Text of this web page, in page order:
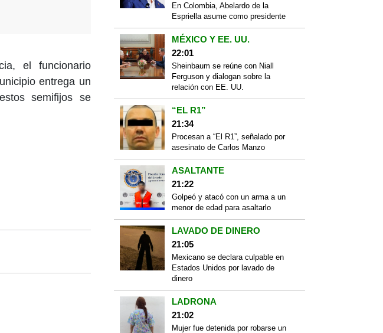
el funcionario
entrega un
semifijos se
En Colombia, Abelardo de la
Espriella asume como presidente
MÉXICO Y EE. UU.
22:01
Sheinbaum se reúne con Niall
Ferguson y dialogan sobre la
relación con EE. UU.
“EL R1”
21:34
Procesan a “El R1”, señalado por
asesinato de Carlos Manzo
ASALTANTE
21:22
Golpeó y atacó con un arma a un
menor de edad para asaltarlo
LAVADO DE DINERO
21:05
Mexicano se declara culpable en
Estados Unidos por lavado de
dinero
LADRONA
21:02
Mujer fue detenida por robarse un